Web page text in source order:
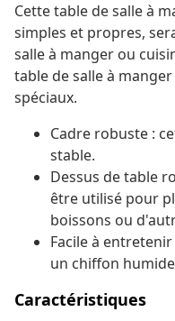
Cette table de salle à
simples et propres,
salle à manger ou
table de salle à
spéciaux.
Cadre robuste :
stable.
Dessus de table
être utilisé pour
boissons ou
Facile à
un chiffon
Caractéristiques